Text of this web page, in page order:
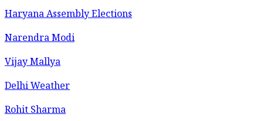
Haryana Assembly Elections
Narendra Modi
Vijay Mallya
Delhi Weather
Rohit Sharma